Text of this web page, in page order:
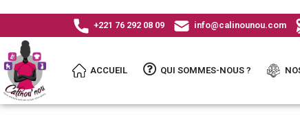
+221 76 292 08 09 info@calinounou.com
ACCUEIL QUI SOMMES-NOUS ?